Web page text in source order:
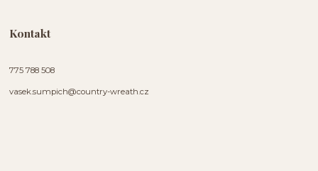
Kontakt
775 788 508
vasek.sumpich@country-wreath.cz